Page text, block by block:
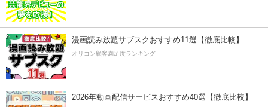
漫画読み放題サブスクおすすめ11選【徹底比較】
オリコン顧客満足度ランキング
2026年動画配信サービスおすすめ40選【徹底比較】